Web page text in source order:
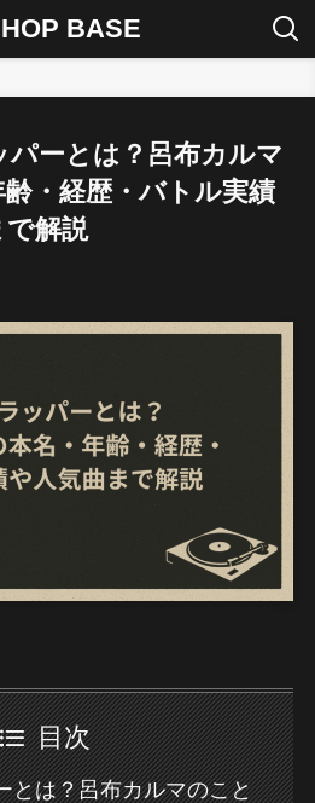
BASE
パーとは？呂布カルマ
・経歴・バトル実績
で解説
目次
とは？呂布カルマのこと